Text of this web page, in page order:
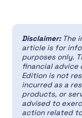
Disclaimer: The
article is for
purposes only.
financial advice
Edition is not
incurred as a
products, or
advised to
action related